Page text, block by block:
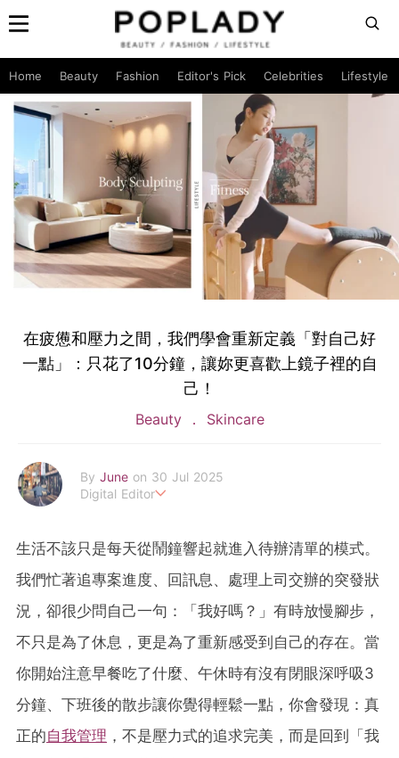
Home Beauty Fashion Editor's Pick Celebrities Lifestyle
在疲憊和壓力之間，我們學會重新定義「對自己好
一點」：只花了10分鐘，讓妳更喜歡上鏡子裡的自
己！
Beauty Skincare
By June on 30 Jul 2025
Digital Editor
Work hard ! Play hard
june.huang@poplady-mag.com
生活不該只是每天從鬧鐘響起就進入待辦清單的模式。
我們忙著追專案進度、回訊息、處理上司交辦的突發狀
況，卻很少問自己一句：「我好嗎？」有時放慢腳步，
不只是為了休息，更是為了重新感受到自己的存在。當
你開始注意早餐吃了什麼、午休時有沒有閉眼深呼吸3
分鐘、下班後的散步讓你覺得輕鬆一點，你會發現：真
正的自我管理 ，不是壓力式的追求完美，而是回到「我